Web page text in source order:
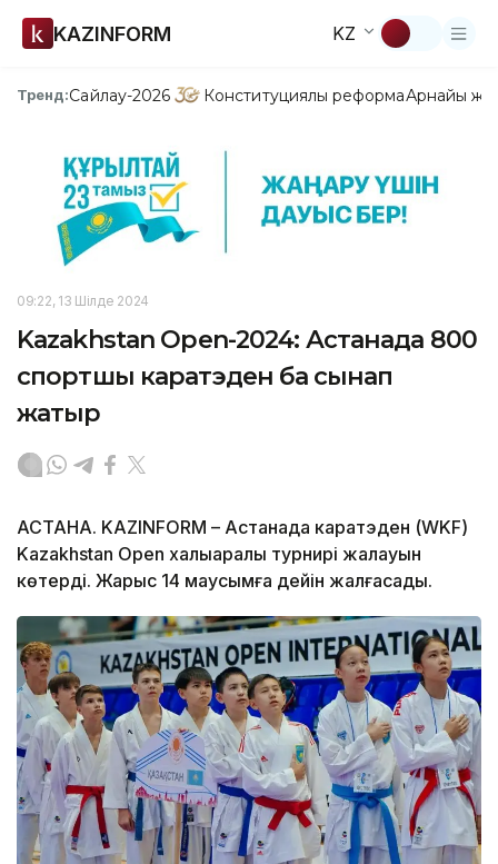
KAZINFORM KZ
Тренд:Сайлау-2026 Конституциялық реформаАрнайы
09:22, 13 Шілде 2024
Kazakhstan Open-2024: Астанада 800
спортшы каратэден бақ сынап
жатыр
АСТАНА. KAZINFORM – Астанада каратэден (WKF)
Kazakhstan Open халықаралық турнирі жалауын
көтерді. Жарыс 14 маусымға дейін жалғасады.